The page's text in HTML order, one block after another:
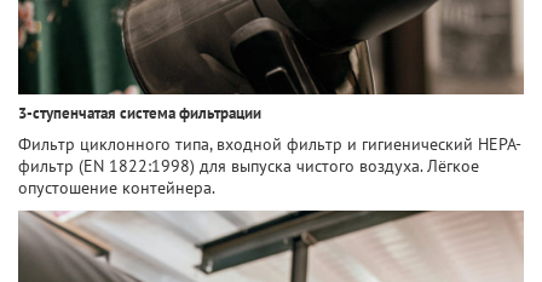
3-ступенчатая система фильтрации
Фильтр циклонного типа, входной фильтр и гигиенический HEPA-
фильтр (EN 1822:1998) для выпуска чистого воздуха. Лёгкое
опустошение контейнера.